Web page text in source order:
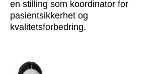
en stilling som koordinator for
pasientsikkerhet og
kvalitetsforbedring.